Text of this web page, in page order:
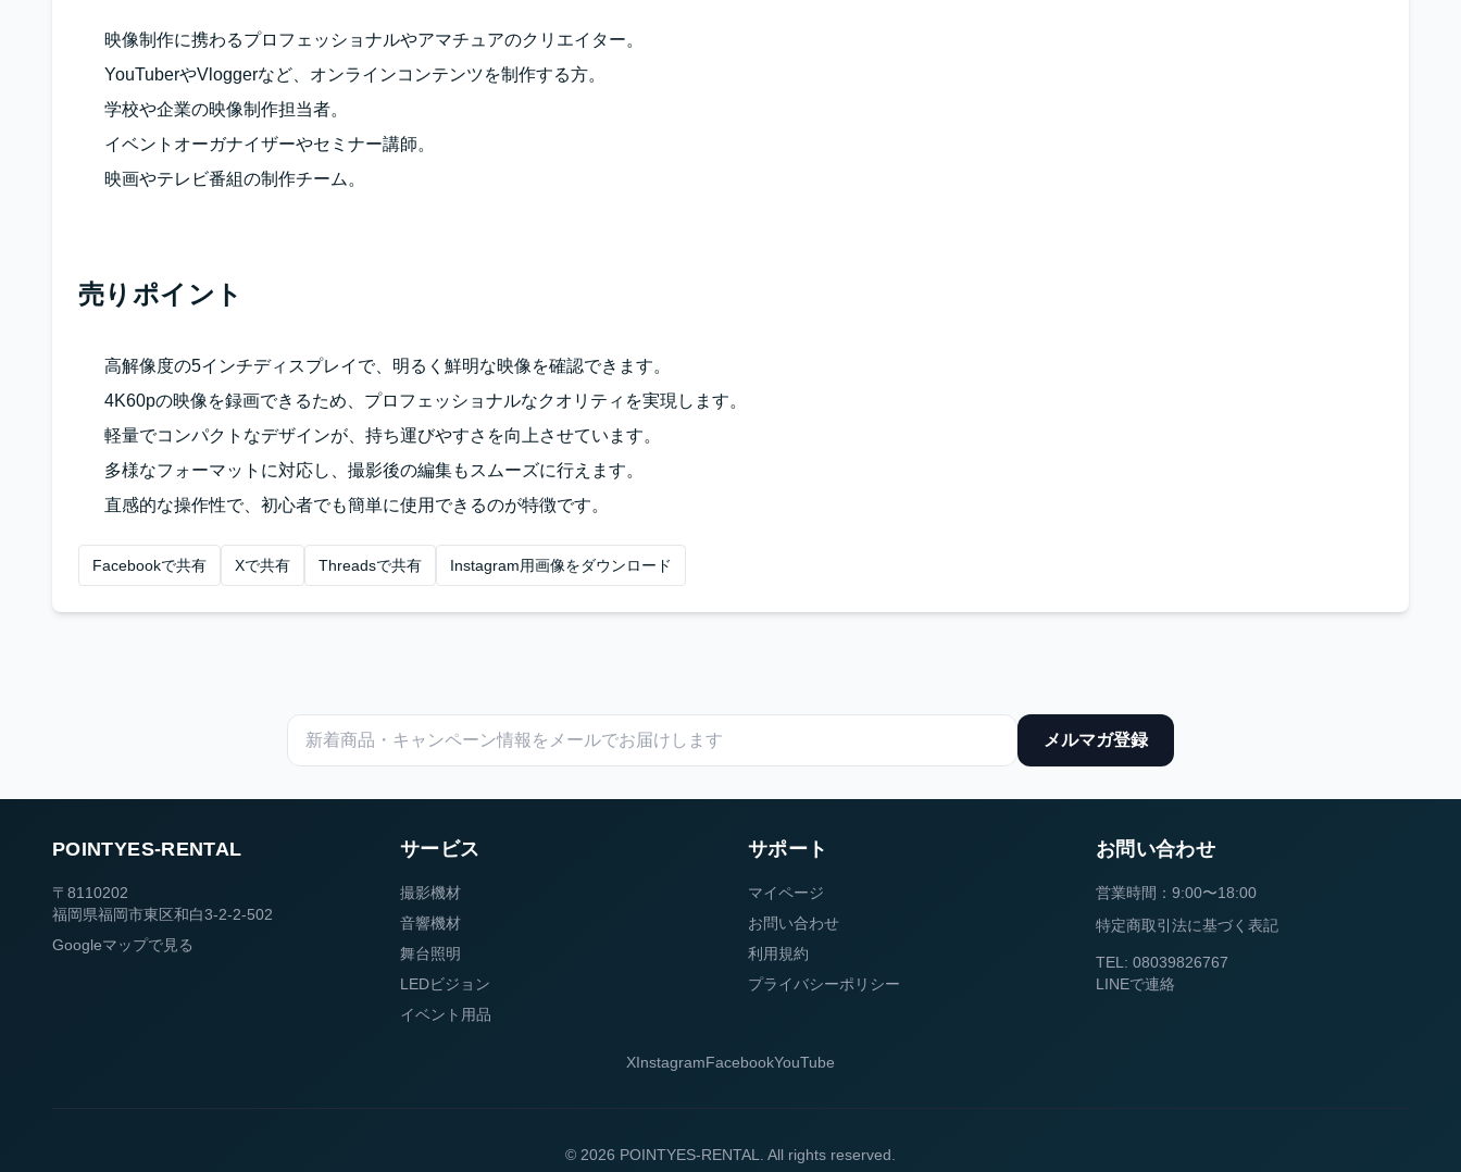
映像制作に携わるプロフェッショナルやアマチュアのクリエイター。
YouTuberやVloggerなど、オンラインコンテンツを制作する方。
学校や企業の映像制作担当者。
イベントオーガナイザーやセミナー講師。
映画やテレビ番組の制作チーム。
売りポイント
高解像度の5インチディスプレイで、明るく鮮明な映像を確認できます。
4K60pの映像を録画できるため、プロフェッショナルなクオリティを実現します。
軽量でコンパクトなデザインが、持ち運びやすさを向上させています。
多様なフォーマットに対応し、撮影後の編集もスムーズに行えます。
直感的な操作性で、初心者でも簡単に使用できるのが特徴です。
Facebookで共有 Xで共有 Threadsで共有 Instagram用画像をダウンロード
メルマガ登録
POINTYES-RENTAL
〒8110202
福岡県福岡市東区和白3-2-2-502
Googleマップで見る
サービス
撮影機材
音響機材
舞台照明
LEDビジョン
イベント用品
サポート
マイページ
お問い合わせ
利用規約
プライバシーポリシー
お問い合わせ
営業時間：9:00〜18:00
特定商取引法に基づく表記
TEL: 08039826767
LINEで連絡
XInstagramFacebookYouTube
© 2026 POINTYES-RENTAL. All rights reserved.